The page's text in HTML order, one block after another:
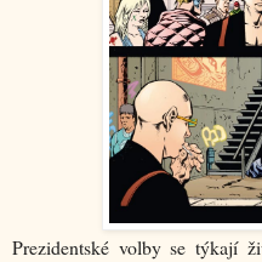
Prezidentské volby se týkají